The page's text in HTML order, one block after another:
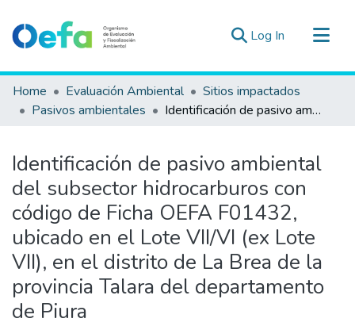
Log In (current)
Communities & Collections
All of DSpace
Estad. Externas
Guias ▾
Home Evaluación Ambiental
Sitios impactados
Pasivos ambientales
Identificación de pasivo ambiental del subsector hidrocarburos con código de Ficha OEFA F01432, ubicado en el Lote VII/VI (ex Lote VII), en el distrito de La Brea de la provincia Talara del departamento de Piura
Identificación de pasivo ambiental
del subsector hidrocarburos con
código de Ficha OEFA F01432,
ubicado en el Lote VII/VI (ex Lote
VII), en el distrito de La Brea de la
provincia Talara del departamento
de Piura